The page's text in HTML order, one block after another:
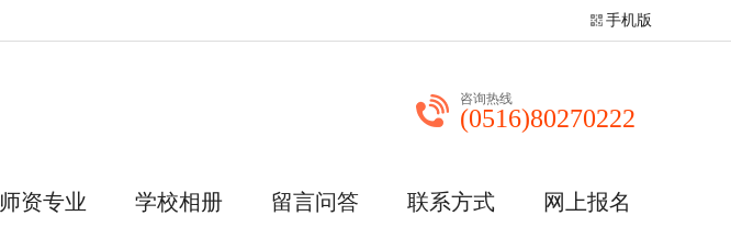
手机版
咨询热线
(0516)80270222
师资专业 学校相册 留言问答 联系方式 网上报名